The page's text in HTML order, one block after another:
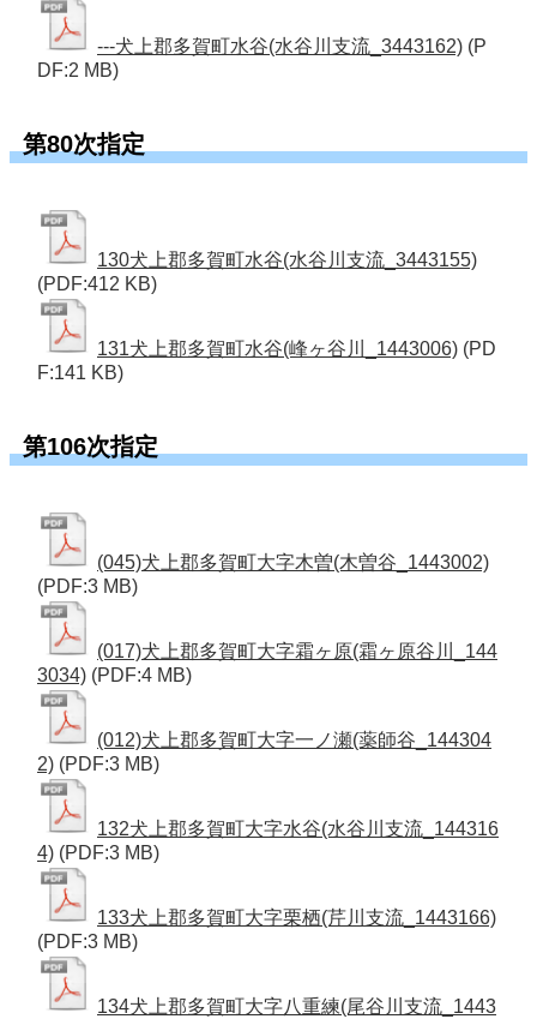
---犬上郡多賀町水谷(水谷川支流_3443162) (P
DF:2 MB)
第80次指定
130犬上郡多賀町水谷(水谷川支流_3443155)
(PDF:412 KB)
131犬上郡多賀町水谷(峰ヶ谷川_1443006) (PD
F:141 KB)
第106次指定
(045)犬上郡多賀町大字木曽(木曽谷_1443002)
(PDF:3 MB)
(017)犬上郡多賀町大字霜ヶ原(霜ヶ原谷川_144
3034) (PDF:4 MB)
(012)犬上郡多賀町大字一ノ瀬(薬師谷_144304
2) (PDF:3 MB)
132犬上郡多賀町大字水谷(水谷川支流_144316
4) (PDF:3 MB)
133犬上郡多賀町大字栗栖(芹川支流_1443166)
(PDF:3 MB)
134犬上郡多賀町大字八重練(尾谷川支流_1443